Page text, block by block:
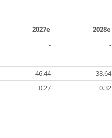
2027e
2028e
-
-
-
-
46.44
38.64
0.27 0.32